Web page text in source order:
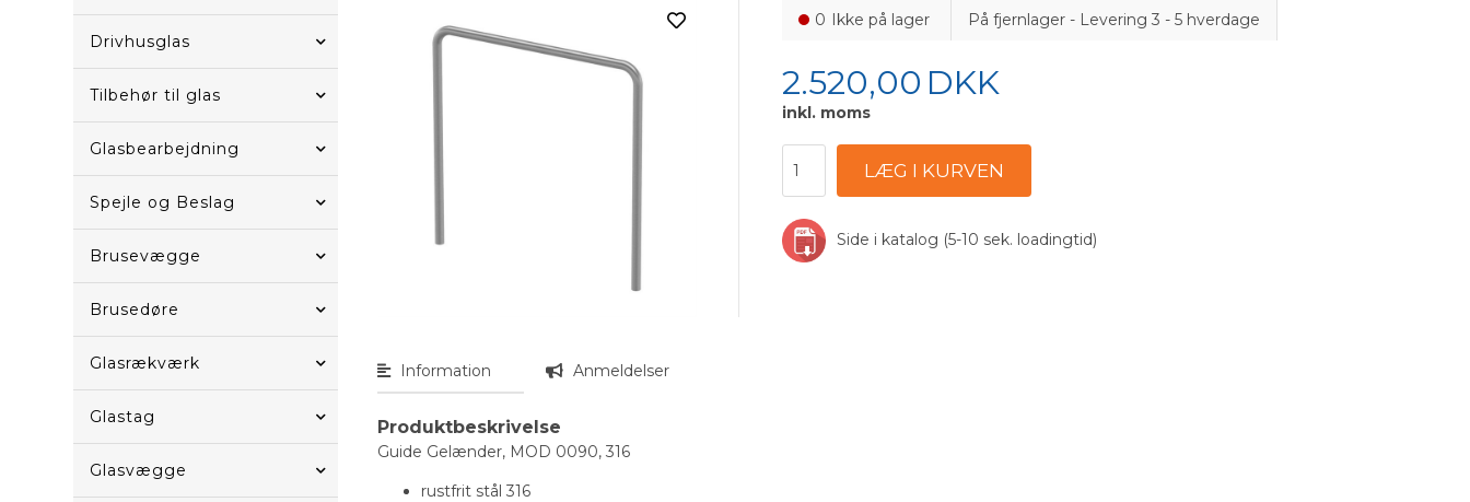
Drivhusglas
Tilbehør til glas
Glasbearbejdning
Spejle og Beslag
Brusevægge
Brusedøre
Glasrækværk
Glastag
Glasvægge
0 Ikke på lager På fjernlager - Levering 3 - 5 hverdage
2.520,00 DKK
inkl. moms
Side i katalog (5-10 sek. loadingtid)
Information Anmeldelser
Produktbeskrivelse
Guide Gelænder, MOD 0090, 316
rustfrit stål 316